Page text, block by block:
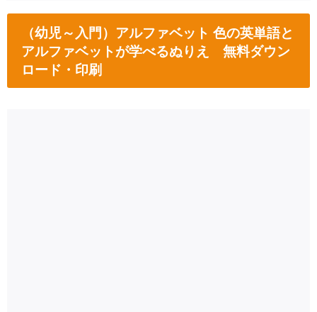
（幼児～入門）アルファベット 色の英単語と
アルファベットが学べるぬりえ 無料ダウン
ロード・印刷